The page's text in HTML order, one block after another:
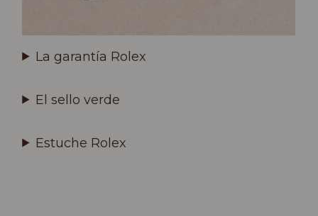
La garantía Rolex
El sello verde
Estuche Rolex